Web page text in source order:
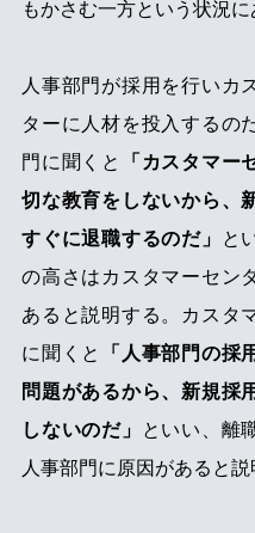
もかさむ一方という状況に
人事部門が採用を行いカ
ターに人材を投入するの
門に聞くと
「カスタマー
切な教育をしないから、
すぐに退職するのだ」
と
の高さはカスタマーセン
あると説明する。カスタ
に聞くと
「人事部門の採
問題があるから、新規採
しないのだ」
といい、離
人事部門に原因があると説